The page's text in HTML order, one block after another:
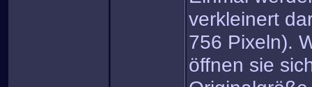
verkleinert
756 Pixeln).
öffnen sie